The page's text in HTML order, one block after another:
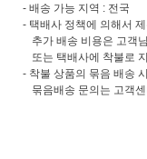
- 배송 가능 지역 : 전국
- 택배사 정책에 의해서
추가 배송 비용은 고객
또는 택배사에 착불로
- 착불 상품의 묶음 배송
묶음배송 문의는 고객